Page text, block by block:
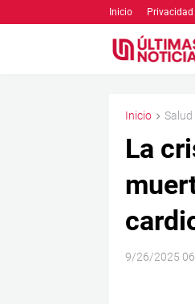
Inicio Privacidad
Inicio Salud
La
9/26/2025